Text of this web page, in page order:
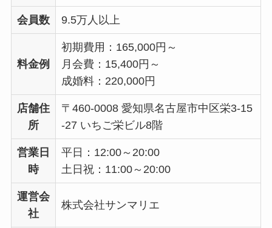
会員数 9.5万人以上
料金例
初期費用：165,000円～
月会費：15,400円～
成婚料：220,000円
店舗住
所
〒460-0008 愛知県名古屋市中区栄3-15
-27 いちご栄ビル8階
営業日
時
平日：12:00～20:00
土日祝：11:00～20:00
運営会
社
株式会社サンマリエ